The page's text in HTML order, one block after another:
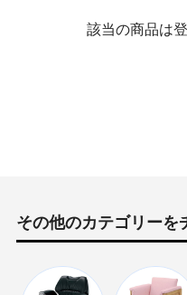
該当の商品は
その他のカテゴリーを